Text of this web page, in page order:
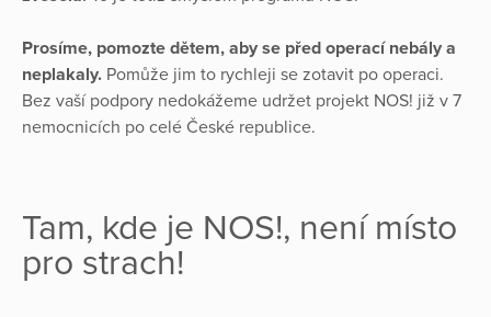
Prosíme, pomozte dětem, aby se před operací nebály a
neplakaly. Pomůže jim to rychleji se zotavit po operaci.
Bez vaší podpory nedokážeme udržet projekt NOS! již v 7
nemocnicích po celé České republice.
Tam, kde je NOS!, není místo
pro strach!